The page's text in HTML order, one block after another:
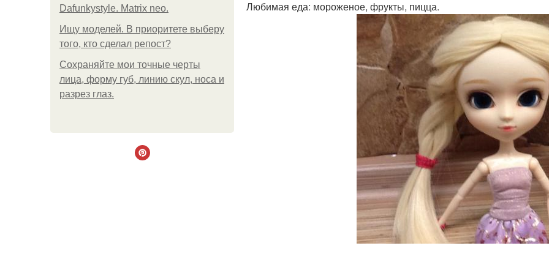
Dafunkystyle. Matrix neo.
Ищу моделей. В приоритете выберу
того, кто сделал репост?
Сохраняйте мои точные черты
лица, форму губ, линию скул, носа и
разрез глаз.
Любимая еда: мороженое, фрукты, пицца.